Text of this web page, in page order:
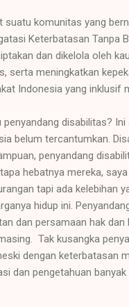
komunitas yang
Keterbatasan Tanpa
dan dikelola oleh
serta meningkatkan
Indonesia yang inklusif
penyandang disabilitas?
belum tercantumkan.
penyandang
hebatnya mereka,
tapi ada kelebihan
hidup ini.
dan persamaan hak
Tak kusangka
dengan keterbatasan
dan pengetahuan